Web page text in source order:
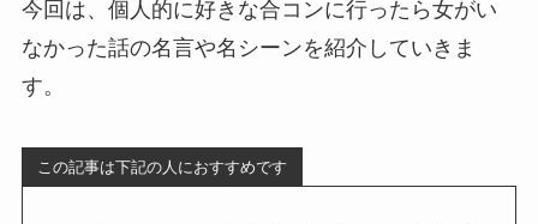
今回は、個人的に好きな合コンに行ったら女がい
なかった話の名言や名シーンを紹介していきま
す。
この記事は下記の人におすすめです